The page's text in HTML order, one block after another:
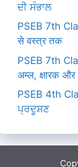
ਦੀ ਸੰਭਾਲ
PSEB 7th
से वस्त्र तक
PSEB 7th
अम्ल, क्षारक
PSEB 4th
ਪ੍ਰਦੂਸ਼ਣ